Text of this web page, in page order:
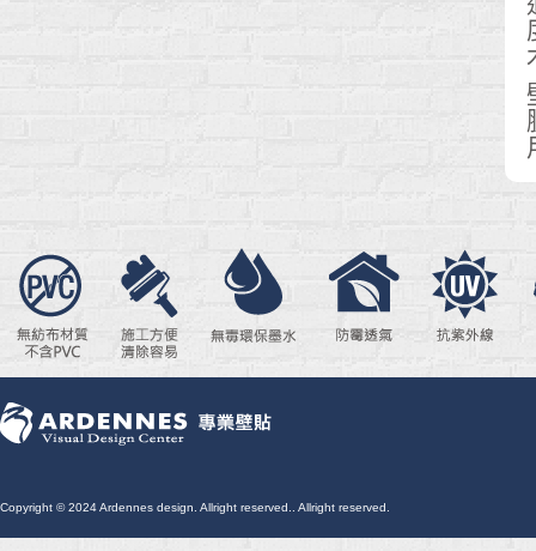
Copyright © 2024 Ardennes design. Allright reserved.. Allright reserved.